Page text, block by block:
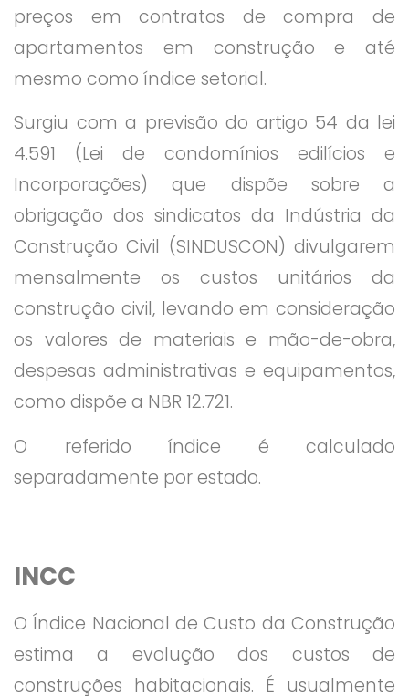
preços em contratos de compra de
apartamentos em construção e até
mesmo como índice setorial.
Surgiu com a previsão do artigo 54 da lei
4.591 (Lei de condomínios edilícios e
Incorporações) que dispõe sobre a
obrigação dos sindicatos da Indústria da
Construção Civil (SINDUSCON) divulgarem
mensalmente os custos unitários da
construção civil, levando em consideração
os valores de materiais e mão-de-obra,
despesas administrativas e equipamentos,
como dispõe a NBR 12.721.
O referido índice é calculado
separadamente por estado.
INCC
O Índice Nacional de Custo da Construção
estima a evolução dos custos de
construções habitacionais. É usualmente